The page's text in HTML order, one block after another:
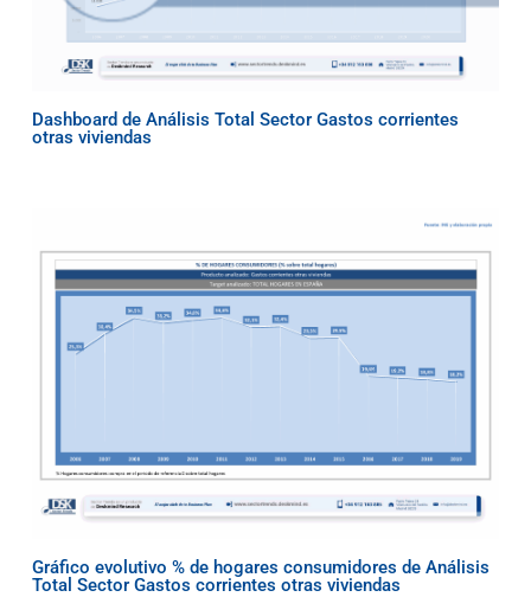
Dashboard de Análisis Total Sector Gastos corrientes
otras viviendas
Gráfico evolutivo % de hogares consumidores de Análisis
Total Sector Gastos corrientes otras viviendas